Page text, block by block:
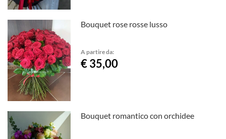
Bouquet rose rosse lusso
A partire da:
€ 35,00
Bouquet romantico con orchidee